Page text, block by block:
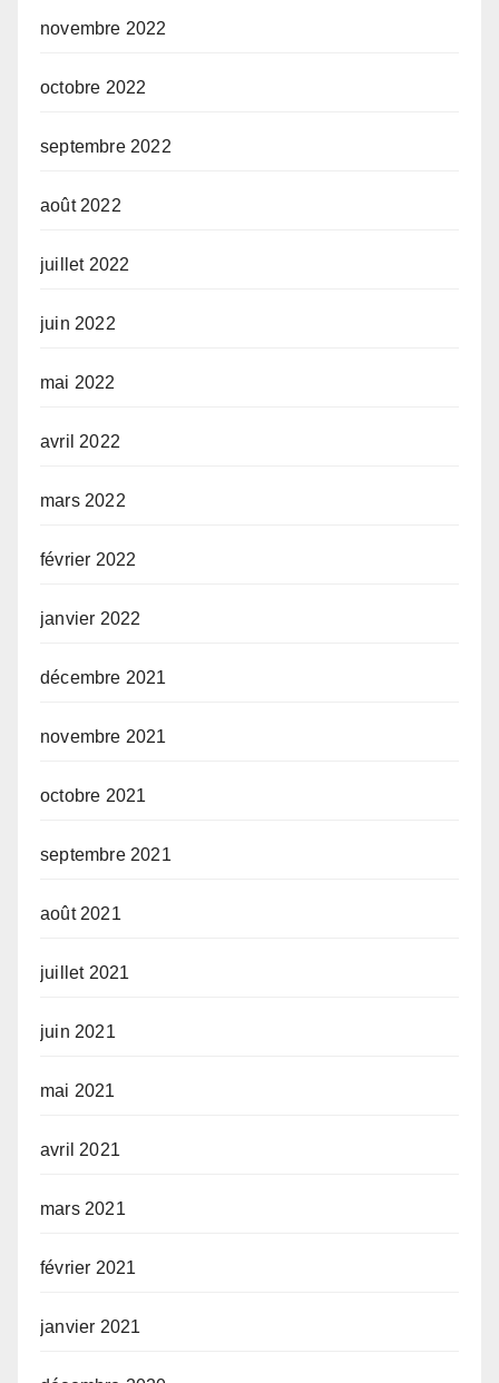
novembre 2022
octobre 2022
septembre 2022
août 2022
juillet 2022
juin 2022
mai 2022
avril 2022
mars 2022
février 2022
janvier 2022
décembre 2021
novembre 2021
octobre 2021
septembre 2021
août 2021
juillet 2021
juin 2021
mai 2021
avril 2021
mars 2021
février 2021
janvier 2021